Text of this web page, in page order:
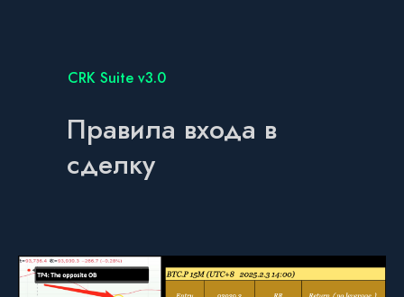
Правила входа в
сделку
CRK Suite v3.0